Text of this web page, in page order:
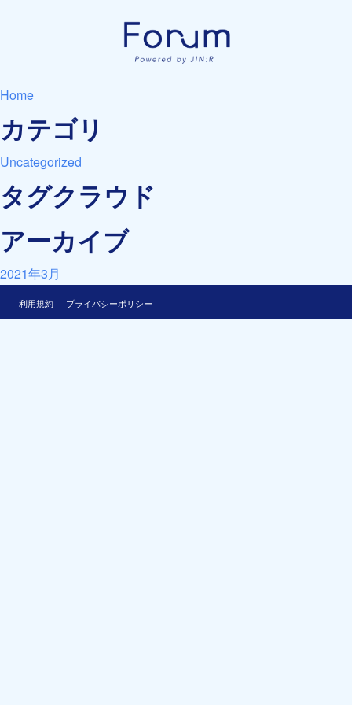
Home
カテゴリ
Uncategorized
タグクラウド
アーカイブ
2021年3月
利用規約 プライバシーポリシー